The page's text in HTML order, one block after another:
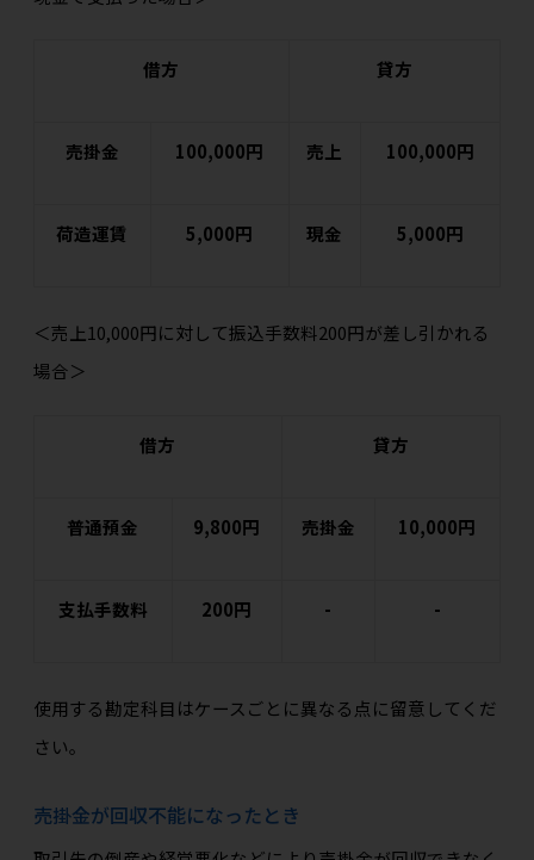
借方 貸方
売掛金 100,000円 売上 100,000円
荷造運賃 5,000円 現金 5,000円
＜売上10,000円に対して振込手数料200円が差し引かれる
場合＞
借方 貸方
普通預金 9,800円 売掛金 10,000円
支払手数料 200円 - -
使用する勘定科目はケースごとに異なる点に留意してくだ
さい。
売掛金が回収不能になったとき